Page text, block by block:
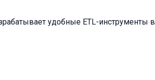
удобные ETL-инструменты в